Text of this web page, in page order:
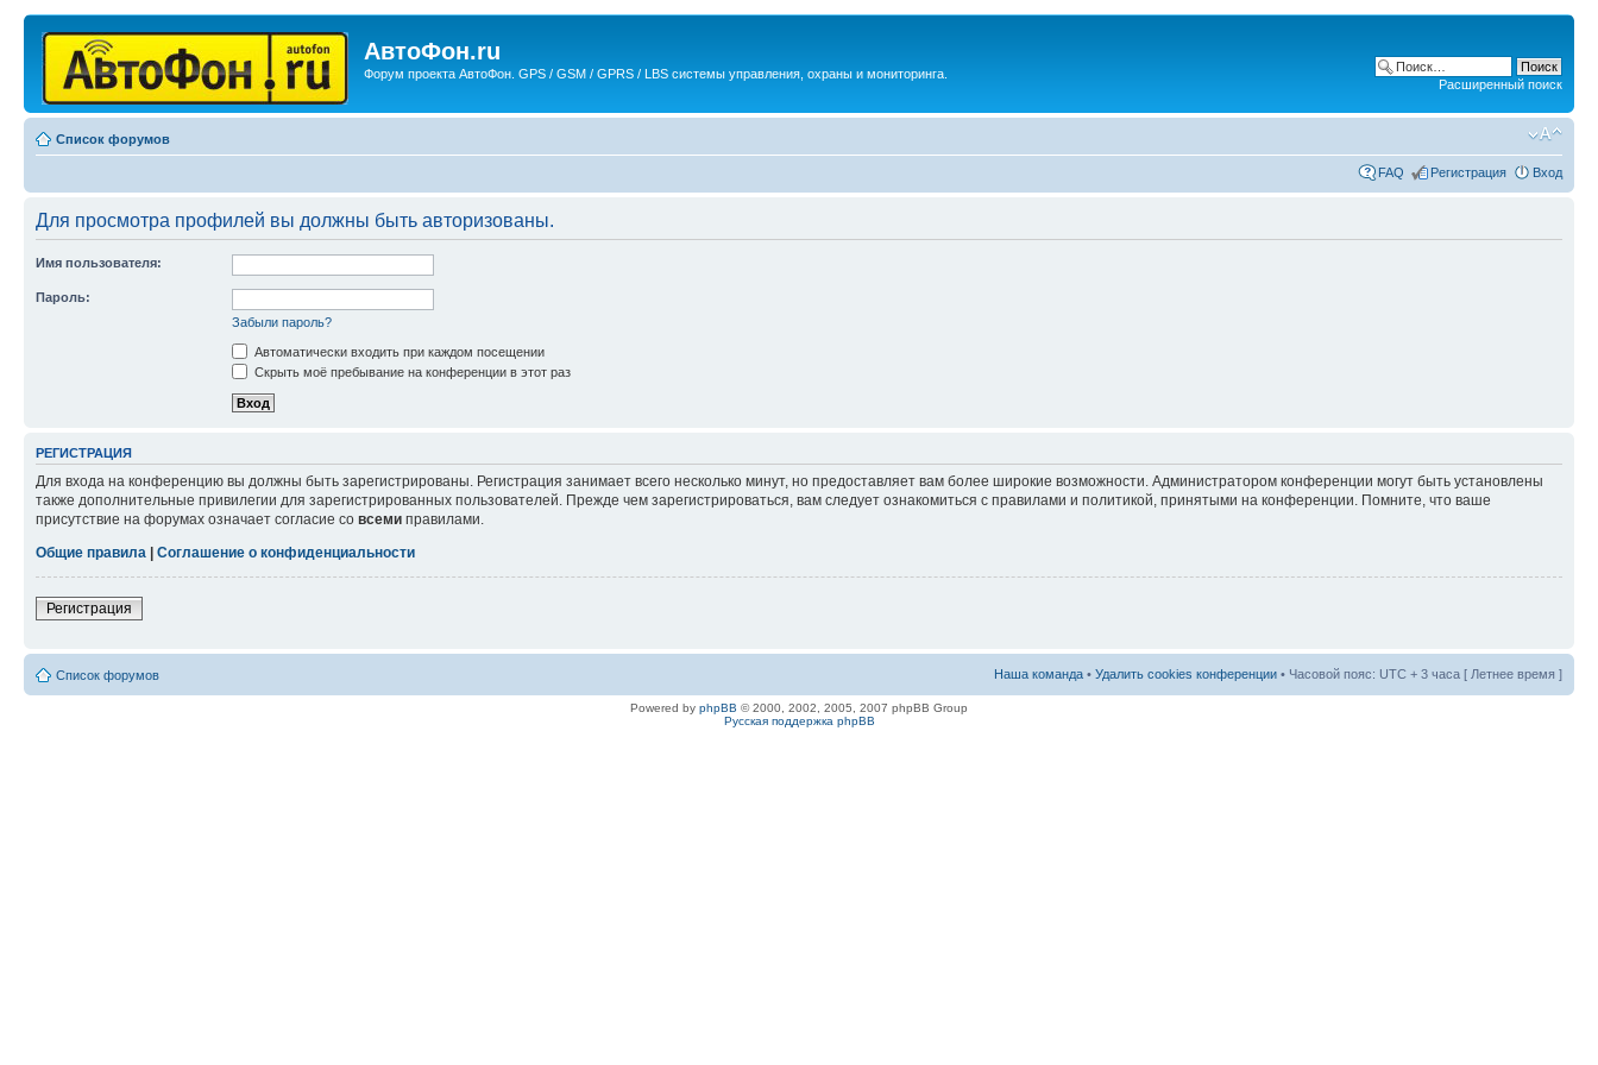
АвтоФон.ru
Форум проекта АвтоФон. GPS / GSM / GPRS / LBS системы управления, охраны и мониторинга.
Расширенный поиск
Список форумов
FAQ Регистрация Вход
Для просмотра профилей вы должны быть авторизованы.
Имя пользователя:
Пароль:
Забыли пароль?
Автоматически входить при каждом посещении
Скрыть моё пребывание на конференции в этот раз
РЕГИСТРАЦИЯ
Для входа на конференцию вы должны быть зарегистрированы. Регистрация занимает всего несколько минут, но предоставляет вам более широкие возможности. Администратором конференции могут быть установлены
также дополнительные привилегии для зарегистрированных пользователей. Прежде чем зарегистрироваться, вам следует ознакомиться с правилами и политикой, принятыми на конференции. Помните, что ваше
присутствие на форумах означает согласие со всеми правилами.
Общие правила | Соглашение о конфиденциальности
Регистрация
Список форумов Наша команда • Удалить cookies конференции • Часовой пояс: UTC + 3 часа [ Летнее время ]
Powered by phpBB © 2000, 2002, 2005, 2007 phpBB Group
Русская поддержка phpBB